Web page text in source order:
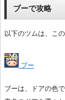
ブーで攻略
以下のツムは、こ
ブー
ブーは、ドアの色